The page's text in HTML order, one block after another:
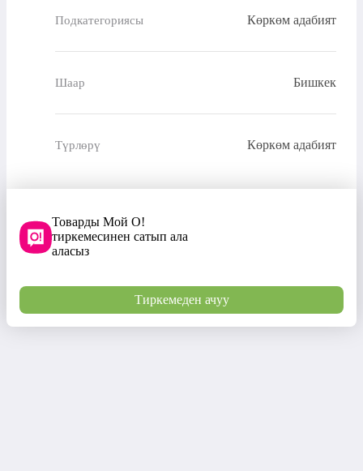
Подкатегориясы Көркөм адабият
Шаар Бишкек
Түрлөрү Көркөм адабият
Товарды Мой О!
тиркемесинен сатып ала
аласыз
Тиркемеден ачуу